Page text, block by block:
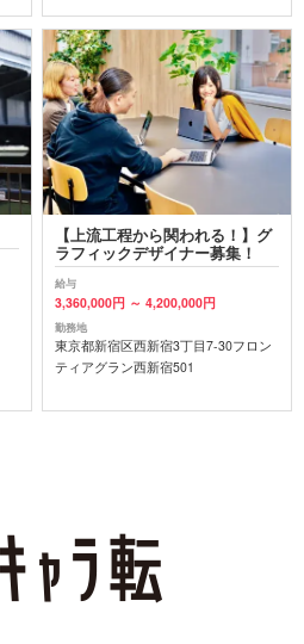
【上流工程から関われる！】グ
ラフィックデザイナー募集！
給与
3,360,000円 ～ 4,200,000円
勤務地
東京都新宿区西新宿3丁目7-30フロン
ティアグラン西新宿501